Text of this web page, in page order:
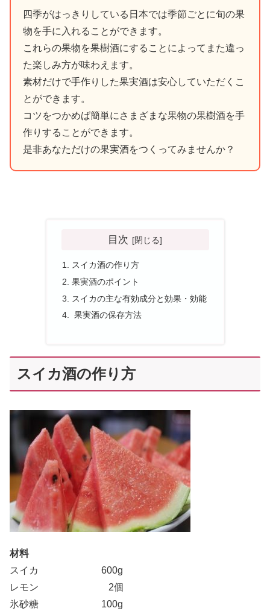
四季がはっきりしている日本では季節ごとに旬の果
物を手に入れることができます。
これらの果物を果樹酒にすることによってまた違っ
た楽しみ方が味わえます。
素材だけで手作りした果実酒は安心していただくこ
とができます。
コツをつかめば簡単にさまざまな果物の果樹酒を手
作りすることができます。
是非あなただけの果実酒をつくってみませんか？
目次
スイカ酒の作り方
果実酒のポイント
スイカの主な有効成分と効果・効能
果実酒の保存方法
スイカ酒の作り方
材料
スイカ 600g
レモン 2個
氷砂糖 100g